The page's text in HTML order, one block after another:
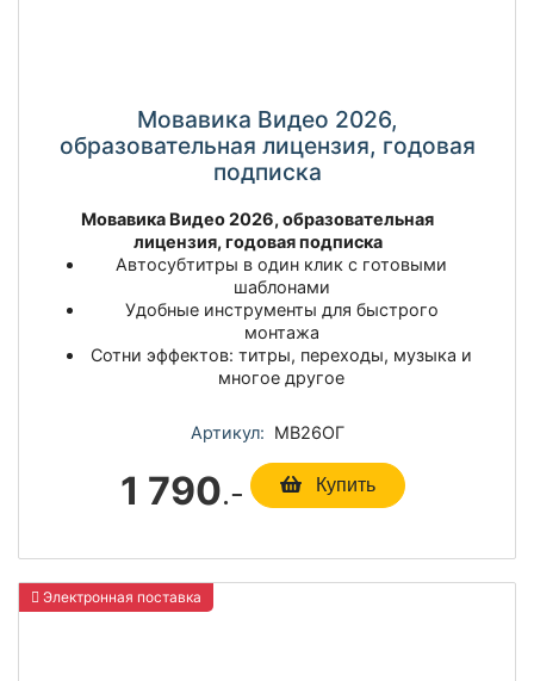
Мовавика Видео 2026,
образовательная лицензия, годовая
подписка
Мовавика Видео 2026, образовательная
лицензия, годовая подписка
Автосубтитры в один клик с готовыми
шаблонами
Удобные инструменты для быстрого
монтажа
Сотни эффектов: титры, переходы, музыка и
многое другое
Артикул: МВ26ОГ
1 790.- Купить
Электронная поставка